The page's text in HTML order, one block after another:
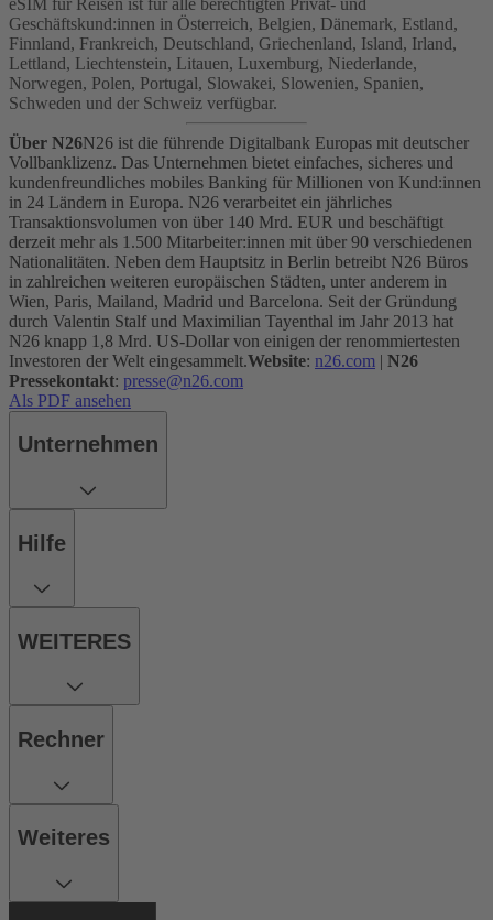
Geschäftskund:innen in Österreich, Belgien, Dänemark, Estland,
Finnland, Frankreich, Deutschland, Griechenland, Island, Irland,
Lettland, Liechtenstein, Litauen, Luxemburg, Niederlande,
Norwegen, Polen, Portugal, Slowakei, Slowenien, Spanien,
Schweden und der Schweiz verfügbar.
Über N26N26 ist die führende Digitalbank Europas mit deutscher
Vollbanklizenz. Das Unternehmen bietet einfaches, sicheres und
kundenfreundliches mobiles Banking für Millionen von Kund:innen
in 24 Ländern in Europa. N26 verarbeitet ein jährliches
Transaktionsvolumen von über 140 Mrd. EUR und beschäftigt
derzeit mehr als 1.500 Mitarbeiter:innen mit über 90 verschiedenen
Nationalitäten. Neben dem Hauptsitz in Berlin betreibt N26 Büros
in zahlreichen weiteren europäischen Städten, unter anderem in
Wien, Paris, Mailand, Madrid und Barcelona. Seit der Gründung
durch Valentin Stalf und Maximilian Tayenthal im Jahr 2013 hat
N26 knapp 1,8 Mrd. US-Dollar von einigen der renommiertesten
Investoren der Welt eingesammelt.Website: n26.com | N26
Pressekontakt: presse@n26.com
Als PDF ansehen
Unternehmen
Hilfe
WEITERES
Rechner
Weiteres